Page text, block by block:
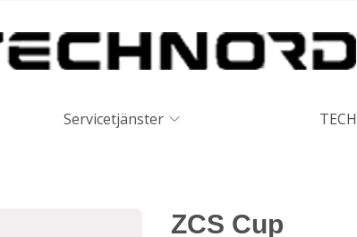
Servicetjänster
ZCS Cup